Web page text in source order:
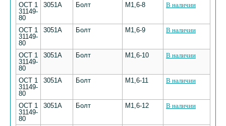
ОСТ 1
31149-
80
3051А Болт М1,6-8 В наличии
ОСТ 1
31149-
80
3051А Болт М1,6-9 В наличии
ОСТ 1
31149-
80
3051А Болт М1,6-10 В наличии
ОСТ 1
31149-
80
3051А Болт М1,6-11 В наличии
ОСТ 1
31149-
80
3051А Болт М1,6-12 В наличии